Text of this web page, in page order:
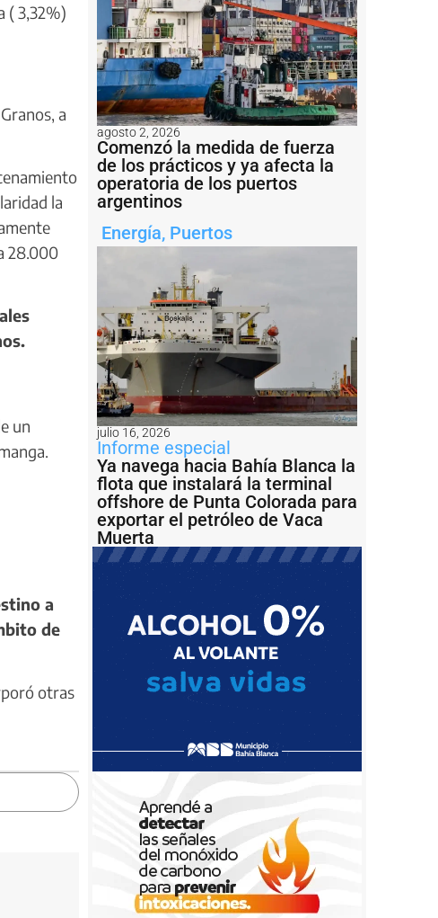
( 3,32%)
a
la
28.000
un
a
de
otras
agosto 2, 2026
Comenzó la medida de fuerza
de los prácticos y ya afecta la
operatoria de los puertos
argentinos
Energía, Puertos
julio 16, 2026
Informe especial
Ya navega hacia Bahía Blanca la
flota que instalará la terminal
offshore de Punta Colorada para
exportar el petróleo de Vaca
Muerta